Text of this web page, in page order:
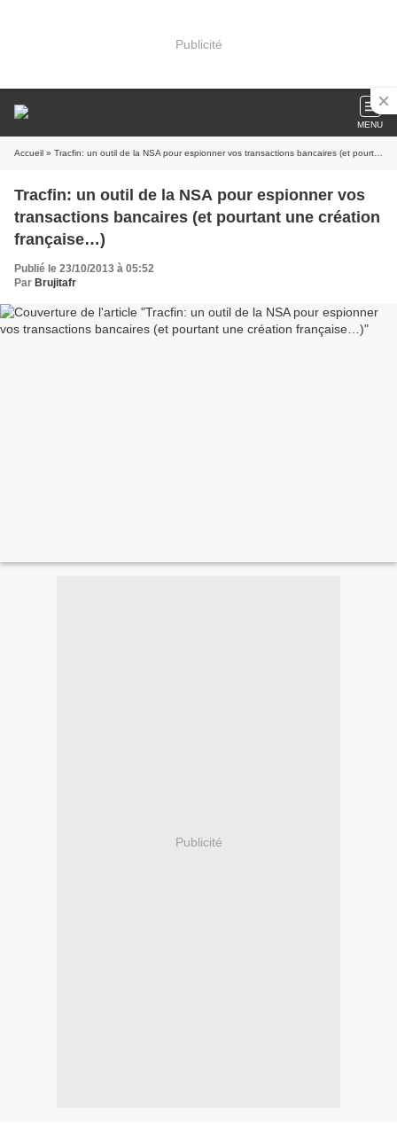
Publicité
MENU
Accueil » Tracfin: un outil de la NSA pour espionner vos transactions bancaires (et pourtant une création française…)
Tracfin: un outil de la NSA pour espionner vos
transactions bancaires (et pourtant une création
française…)
Publié le 23/10/2013 à 05:52
Par Brujitafr
Publicité